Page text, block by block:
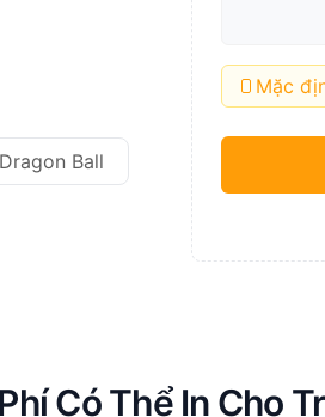
Ball
Mặc
Có Thể In Cho